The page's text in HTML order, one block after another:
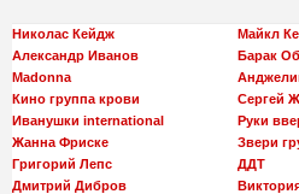
Майкл
Николас Кейдж
Барак
Александр Иванов
Madonna
Сергей
Кино группа крови
Руки
Иванушки international
Звери
Жанна Фриске
ДДТ
Григорий Лепс
Дмитрий Дибров